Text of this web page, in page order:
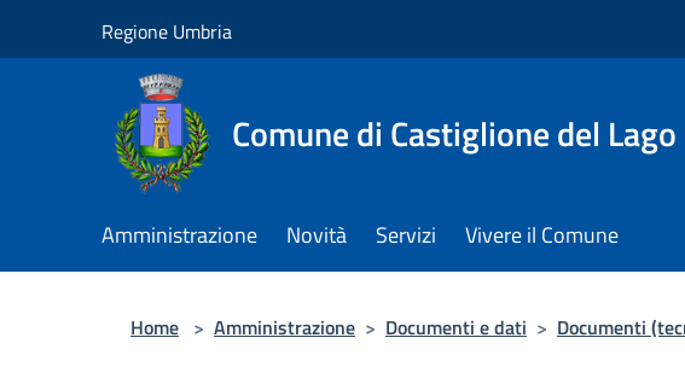
Regione Umbria
Comune di Castiglione del Lago
Amministrazione Novità Servizi Vivere il Comune
Home > Amministrazione > Documenti e dati > Documenti